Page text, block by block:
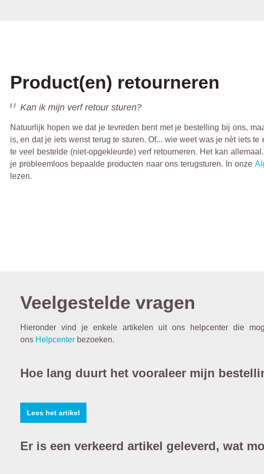
Product(en) retourneren
Kan ik mijn verf retour sturen?
Natuurlijk hopen we dat je tevreden bent met je bestelling bij ons,
is, en dat je iets wenst terug te sturen. Of... wie weet was je nèt iets
te veel bestelde (niet-opgekleurde) verf retourneren. Het kan
je probleemloos bepaalde producten naar ons terugsturen. In onze
lezen.
Veelgestelde vragen
Hieronder vind je enkele artikelen uit ons helpcenter die
ons Helpcenter bezoeken.
Hoe lang duurt het vooraleer mijn
Lees het artikel
Er is een verkeerd artikel geleverd, wat